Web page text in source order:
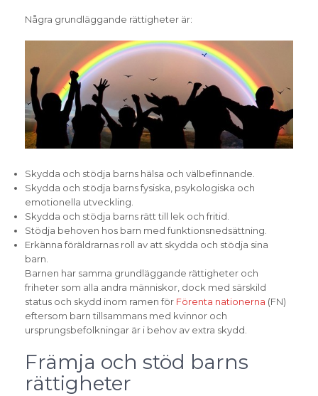
Några grundläggande rättigheter är:
Skydda och stödja barns hälsa och välbefinnande.
Skydda och stödja barns fysiska, psykologiska och
emotionella utveckling.
Skydda och stödja barns rätt till lek och fritid.
Stödja behoven hos barn med funktionsnedsättning.
Erkänna föräldrarnas roll av att skydda och stödja sina
barn.
Barnen har samma grundläggande rättigheter och
friheter som alla andra människor, dock med särskild
status och skydd inom ramen för Förenta nationerna (FN)
eftersom barn tillsammans med kvinnor och
ursprungsbefolkningar är i behov av extra skydd.
Främja och stöd barns
rättigheter